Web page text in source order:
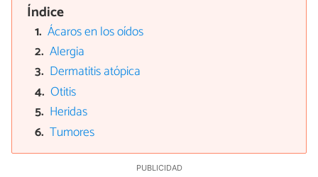
Índice
Ácaros en los oídos
Alergia
Dermatitis atópica
Otitis
Heridas
Tumores